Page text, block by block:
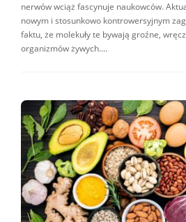
nerwów wciąż fascynuje naukowców.
nowym i stosunkowo kontrowersyjnym
faktu, że molekuły te bywają groźne,
organizmów żywych....